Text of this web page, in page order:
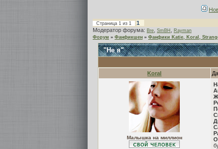
Страница 1 из 1
1
Модератор форума: Bre SmBH
Rayman
Форум » Фанфикшен » Фанфики Katie, Koral,
"Не я"
Koral
Малышка на миллион